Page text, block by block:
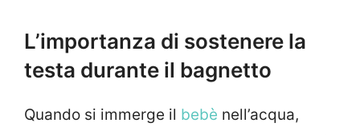
L’importanza di sostenere la
testa durante il bagnetto
Quando si immerge il bebè nell’acqua,